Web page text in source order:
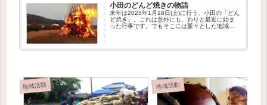
小田のどんど焼きの物語
来年は2025年1月18日(土)に行う、小田の「どん
ど焼き」。これは意外にも、わりと最近に始ま
った行事です。でもそこには脈々とした地域の
地域活動 地域活動